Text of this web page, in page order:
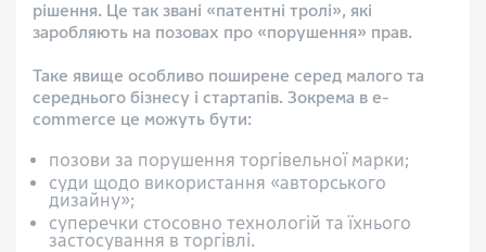
рішення. Це так звані «патентні тролі», які
заробляють на позовах про «порушення» прав.
Таке явище особливо поширене серед малого та
середнього бізнесу і стартапів. Зокрема в e-
commerce це можуть бути:
позови за порушення торгівельної марки;
суди щодо використання «авторського
дизайну»;
суперечки стосовно технологій та їхнього
застосування в торгівлі.